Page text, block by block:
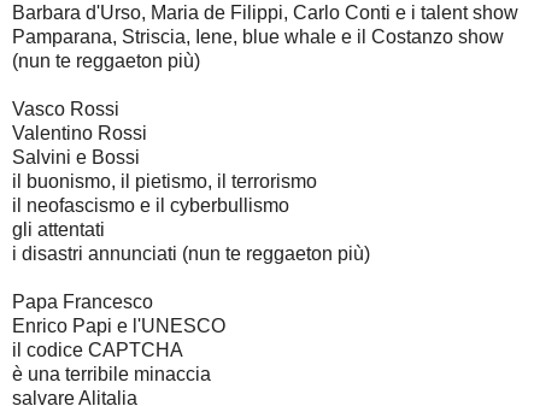
Barbara d'Urso, Maria de Filippi, Carlo Conti e i talent show
Pamparana, Striscia, Iene, blue whale e il Costanzo show
(nun te reggaeton più)
Vasco Rossi
Valentino Rossi
Salvini e Bossi
il buonismo, il pietismo, il terrorismo
il neofascismo e il cyberbullismo
gli attentati
i disastri annunciati (nun te reggaeton più)
Papa Francesco
Enrico Papi e l'UNESCO
il codice CAPTCHA
è una terribile minaccia
salvare Alitalia